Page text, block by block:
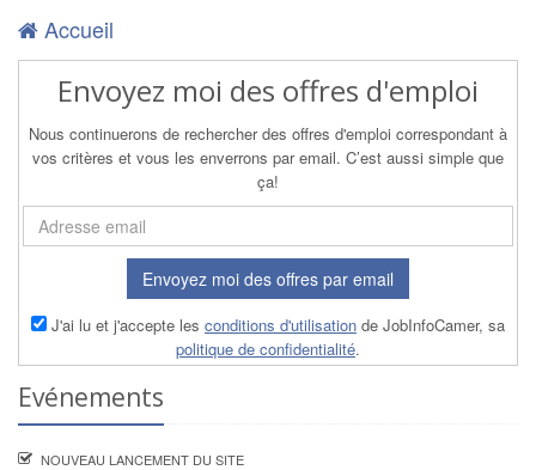
Accueil
Envoyez moi des offres d'emploi
Nous continuerons de rechercher des offres d'emploi correspondant à
vos critères et vous les enverrons par email. C’est aussi simple que
ça!
Envoyez moi des offres par email
J'ai lu et j'accepte les conditions d'utilisation de JobInfoCamer, sa
politique de confidentialité.
Evénements
NOUVEAU LANCEMENT DU SITE